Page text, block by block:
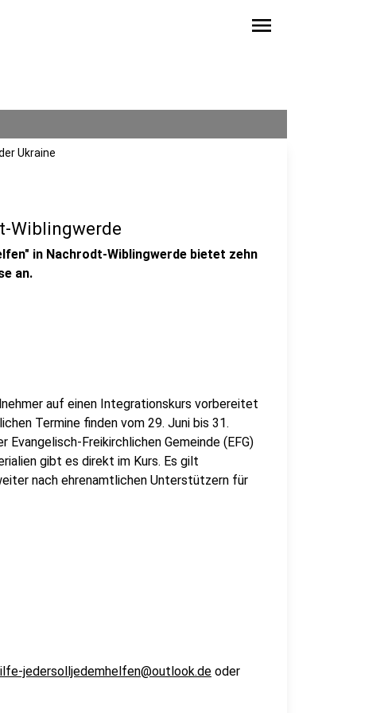
menu
Ukraine
Wiblingwerde
in Nachrodt-Wiblingwerde bietet zehn
an.
auf einen Integrationskurs vorbereitet
Termine finden vom 29. Juni bis 31.
Freikirchlichen Gemeinde (EFG)
gibt es direkt im Kurs. Es gilt
nach ehrenamtlichen Unterstützern für
jedersolljedemhelfen@outlook.de oder